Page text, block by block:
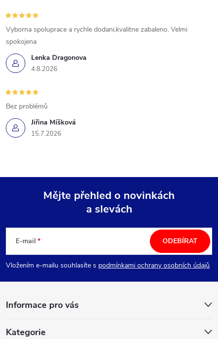
Lenka Dragonova
4.8.2026
Vyborna spoluprace a rychle dodani,kvalitne zabaleno. Velmi
spokojena
Jiřina Míšková
15.7.2026
Bez problémů
p
Mějte přehled o novinkách
a slevách
E-mail
Vložením e-mailu souhlasíte s podmínkami ochrany osobních údajů
ODEBÍRAT
Informace pro vás
Kategorie